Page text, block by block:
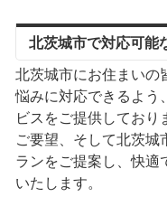
北茨城市で対応可能
北茨城市にお住まいの
悩みに対応できるよう
ビスをご提供してお
ご要望、そして北茨城
ランをご提案し、快適
いたします。